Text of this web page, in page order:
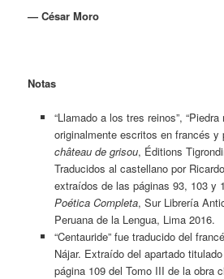
— César Moro
Notas
“Llamado a los tres reinos”, “Piedra
originalmente escritos en francés y
château de grisou, Éditions
Traducidos al castellano por
extraídos de las páginas 93, 103 y
Poética Completa, Sur Librería
Peruana de la Lengua, Lima 2016.
“Centauride” fue traducido del
Nájar. Extraído del apartado titulado
página 109 del Tomo III de la obra